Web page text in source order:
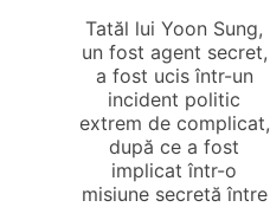
Tatăl lui Yoon Sung,
un fost agent secret,
a fost ucis într-un
incident politic
extrem de complicat,
după ce a fost
implicat într-o
misiune secretă între